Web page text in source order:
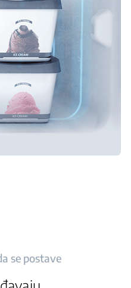
se postave